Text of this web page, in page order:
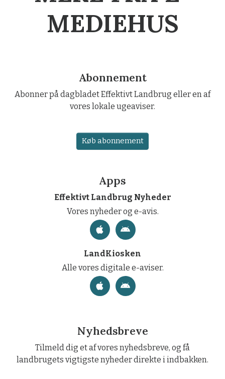
MEDIEHUS
Abonnement
Abonner på dagbladet Effektivt Landbrug eller en af
vores lokale ugeaviser.
Køb abonnement
Apps
Effektivt Landbrug Nyheder
Vores nyheder og e-avis.
LandKiosken
Alle vores digitale e-aviser.
Nyhedsbreve
Tilmeld dig et af vores nyhedsbreve, og få
landbrugets vigtigste nyheder direkte i indbakken.